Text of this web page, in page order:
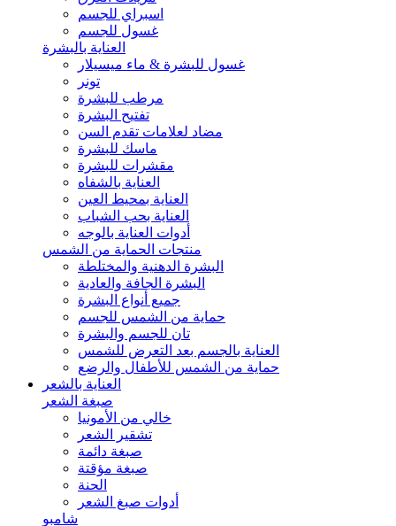
اسبراي للجسم
غسول للجسم
العناية بالبشرة
غسول للبشرة & ماء ميسيلار
تونر
مرطب للبشرة
تفتيح البشرة
مضاد لعلامات تقدم السن
ماسك للبشرة
مقشرات للبشرة
العناية بالشفاه
العناية بمحيط العين
العناية بحب الشباب
أدوات العناية بالوجه
منتجات الحماية من الشمس
البشرة الدهنية والمختلطة
البشرة الجافة والعادية
جميع أنواع البشرة
حماية من الشمس للجسم
تان للجسم والبشرة
العناية بالجسم بعد التعرض للشمس
حماية من الشمس للأطفال والرضع
العناية بالشعر
صبغة الشعر
خالي من الأمونيا
تشقير الشعر
صبغة دائمة
صبغة مؤقتة
الحنة
أدوات صبغ الشعر
شامبو